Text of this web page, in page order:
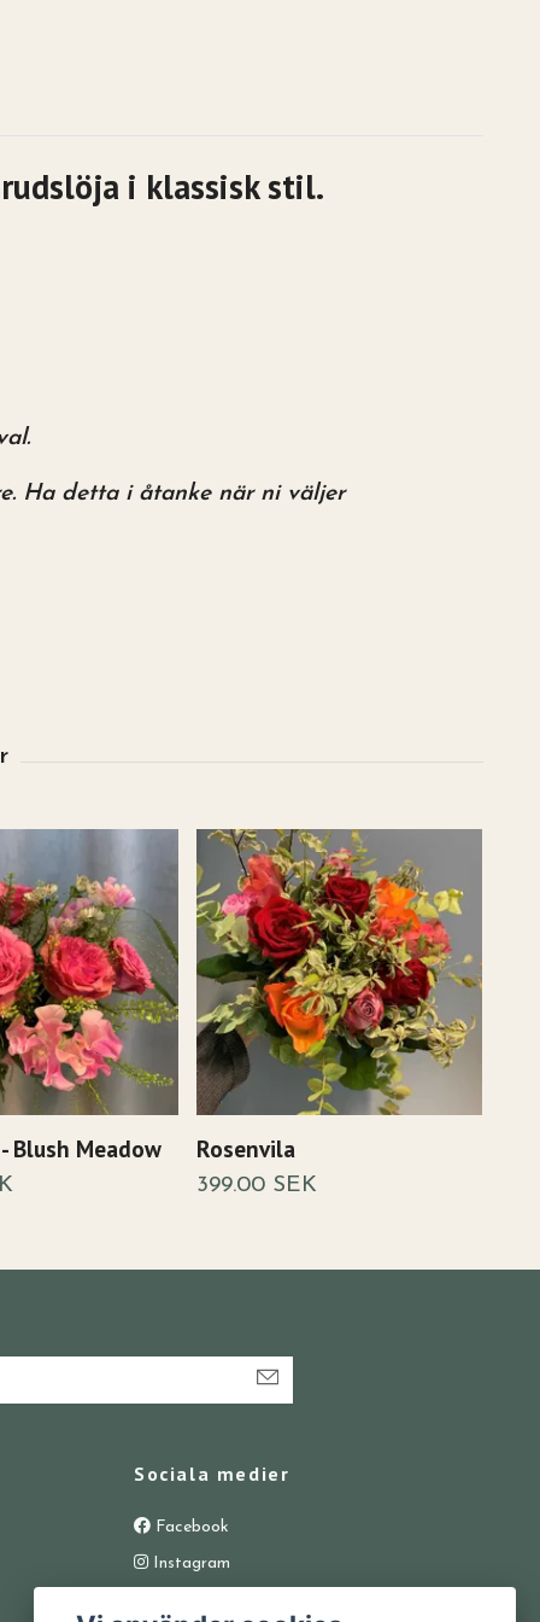
i klassisk stil.
Ha detta i åtanke när ni väljer
Blush Meadow Rosenvila
399.00 SEK
Sociala medier
Facebook
Instagram